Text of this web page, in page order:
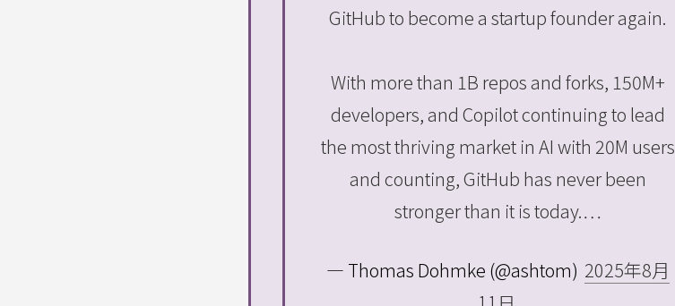
GitHub to become a startup founder again.
With more than 1B repos and forks, 150M+
developers, and Copilot continuing to lead
the most thriving market in AI with 20M users
and counting, GitHub has never been
stronger than it is today.…
— Thomas Dohmke (@ashtom) 2025年8月